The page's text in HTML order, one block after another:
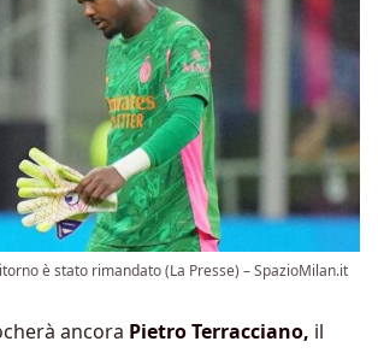
è stato rimandato (La Presse) – SpazioMilan.it
ancora Pietro Terracciano, il